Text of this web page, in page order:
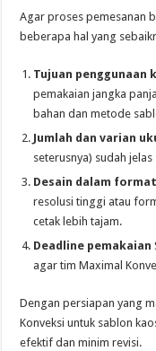
Agar proses pemesanan
beberapa hal yang
Tujuan penggunaan
pemakaian jangka
bahan dan metode
Jumlah dan varian
seterusnya) sudah
Desain dalam
resolusi tinggi atau
cetak lebih tajam.
Deadline pemakaian
agar tim Maximal
Dengan persiapan yang
Konveksi untuk sablon
efektif dan minim revisi.